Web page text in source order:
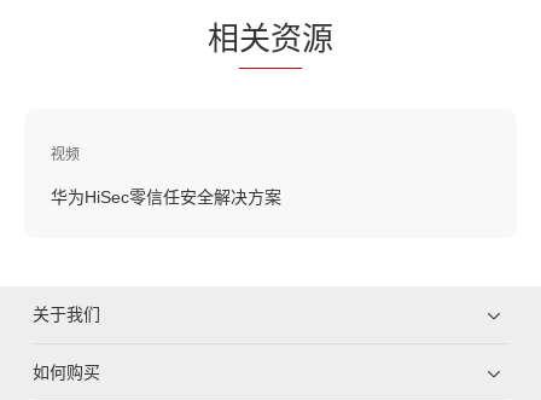
相关资源
视频
华为HiSec零信任安全解决方案
关于我们
如何购买